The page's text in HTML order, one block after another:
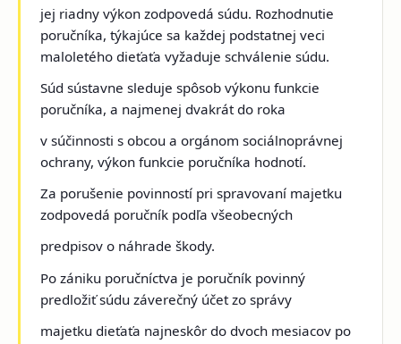
jej riadny výkon zodpovedá súdu. Rozhodnutie
poručníka, týkajúce sa každej podstatnej veci
maloletého dieťaťa vyžaduje schválenie súdu.
Súd sústavne sleduje spôsob výkonu funkcie
poručníka, a najmenej dvakrát do roka
v súčinnosti s obcou a orgánom sociálnoprávnej
ochrany, výkon funkcie poručníka hodnotí.
Za porušenie povinností pri spravovaní majetku
zodpovedá poručník podľa všeobecných
predpisov o náhrade škody.
Po zániku poručníctva je poručník povinný
predložiť súdu záverečný účet zo správy
majetku dieťaťa najneskôr do dvoch mesiacov po